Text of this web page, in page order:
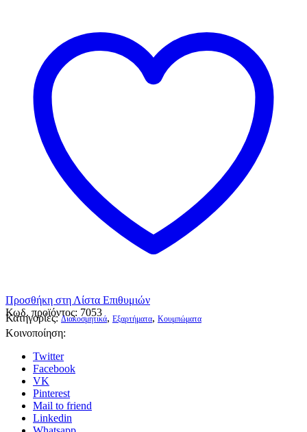
Προσθήκη στη Λίστα Επιθυμιών
Κωδ. προϊόντος: 7053
Κατηγορίες:Διακοσμητικά, Εξαρτήματα, Κουμπώματα
Κοινοποίηση:
Twitter
Facebook
VK
Pinterest
Mail to friend
Linkedin